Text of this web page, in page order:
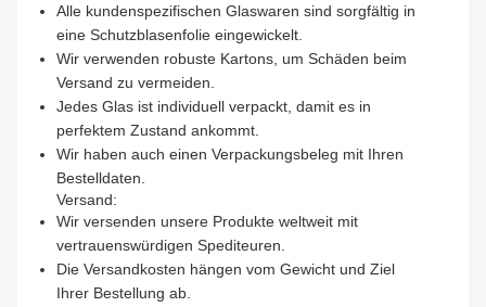
Alle kundenspezifischen Glaswaren sind sorgfältig in
eine Schutzblasenfolie eingewickelt.
Wir verwenden robuste Kartons, um Schäden beim
Versand zu vermeiden.
Jedes Glas ist individuell verpackt, damit es in
perfektem Zustand ankommt.
Wir haben auch einen Verpackungsbeleg mit Ihren
Bestelldaten.
Versand:
Wir versenden unsere Produkte weltweit mit
vertrauenswürdigen Spediteuren.
Die Versandkosten hängen vom Gewicht und Ziel
Ihrer Bestellung ab.